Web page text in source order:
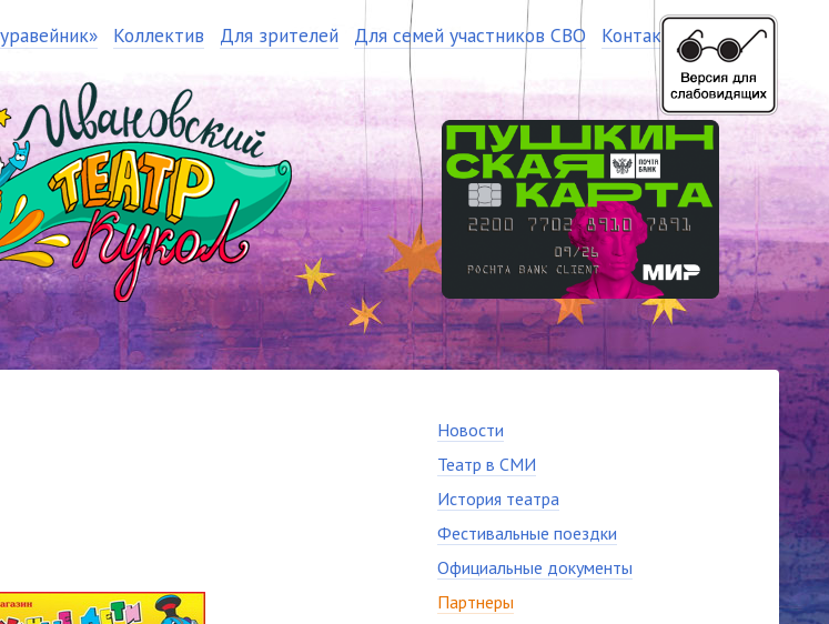
Коллектив Для зрителей Для семей участников СВО Контакты
Новости
Театр в СМИ
История театра
Фестивальные поездки
Официальные документы
Партнеры